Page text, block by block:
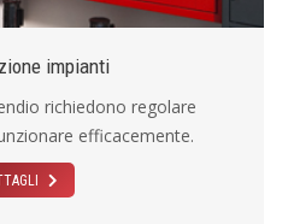
impianti
richiedono regolare
efficacemente.